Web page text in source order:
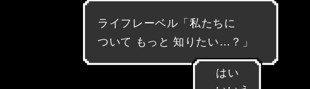
ライフレーベル「私たち に
ついて も っ と 知 り た い … ？ 」
はい